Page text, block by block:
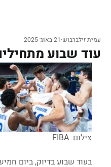
עוד שבוע
עמית זילברבוש 21 באוג׳ 2025
צילום: FIBA